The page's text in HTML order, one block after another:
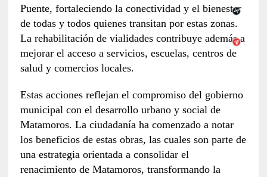
Puente, fortaleciendo la conectividad y el bienestar
de todas y todos quienes transitan por estas zonas.
La rehabilitación de vialidades contribuye además a
mejorar el acceso a servicios, escuelas, centros de
salud y comercios locales.
Estas acciones reflejan el compromiso del gobierno
municipal con el desarrollo urbano y social de
Matamoros. La ciudadanía ha comenzado a notar
los beneficios de estas obras, las cuales son parte de
una estrategia orientada a consolidar el
renacimiento de Matamoros, transformando la